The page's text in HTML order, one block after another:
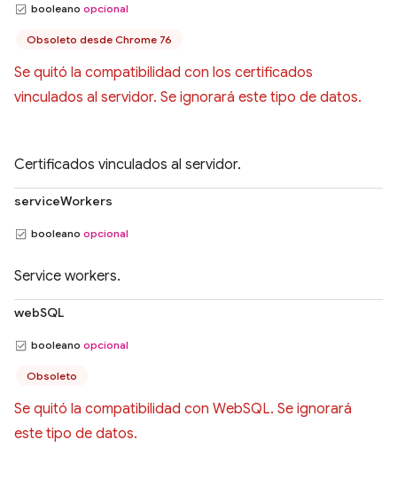
booleano opcional
Obsoleto desde Chrome 76
Se quitó la compatibilidad con los certificados
vinculados al servidor. Se ignorará este tipo de datos.
Certificados vinculados al servidor.
serviceWorkers
booleano opcional
Service workers.
webSQL
booleano opcional
Obsoleto
Se quitó la compatibilidad con WebSQL. Se ignorará
este tipo de datos.